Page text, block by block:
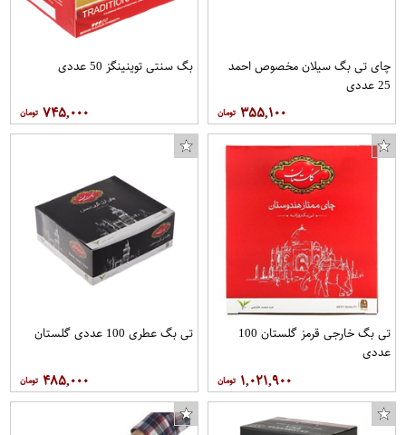
چای تی بگ سیلان مخصوص احمد
25 عددی
۳۵۵,۱۰۰
بگ سنتی توینینگز 50 عددی
۷۴۵,۰۰۰
تی بگ خارجی قرمز گلستان 100
عددی
۱,۰۲۱,۹۰۰
تی بگ عطری 100 عددی گلستان
۴۸۵,۰۰۰